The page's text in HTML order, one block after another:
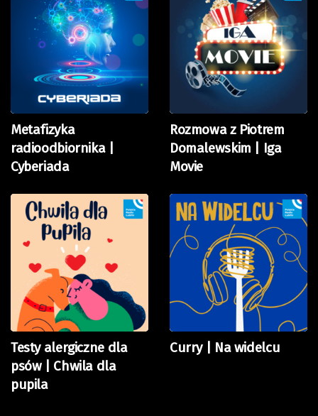
Metafizyka
radioodbiornika |
Cyberiada
Rozmowa z Piotrem
Domalewskim | Iga
Movie
Testy alergiczne dla
psów | Chwila dla
pupila
Curry | Na widelcu